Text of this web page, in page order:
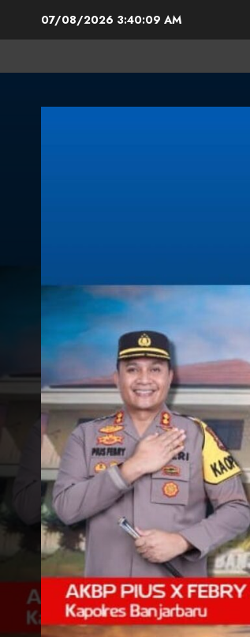
07/08/2026 3:40:10 AM